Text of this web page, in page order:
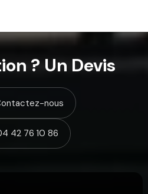
? Un Devis
nous
42 76 10 86